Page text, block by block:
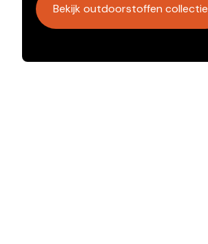
Bekijk outdoorstoffen collectie